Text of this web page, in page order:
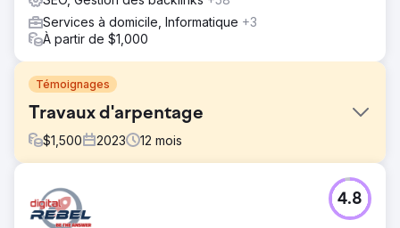
Services à domicile, Informatique +3
À partir de $1,000
Témoignages
Travaux d'arpentage
$1,500 2023 12 mois
Défi
Le marketing de bouche à oreille et les références ont
bien fonctionné pour générer de nouvelles affaires, mais
4.8